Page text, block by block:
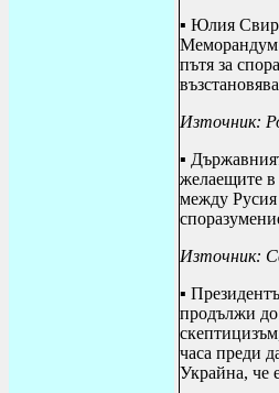
▪ Юлия
Меморандум
пътя за
Източник:
▪
желаещите
между Русия
Източник:
▪
продължи до
часа преди
Украйна, че